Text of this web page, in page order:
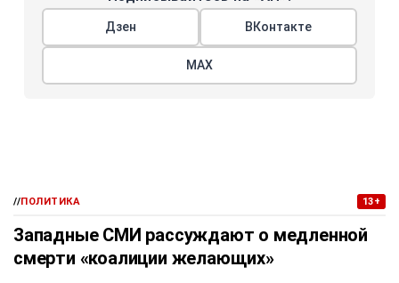
Дзен ВКонтакте
МАХ
//ПОЛИТИКА 13+
Западные СМИ рассуждают о медленной
смерти «коалиции желающих»